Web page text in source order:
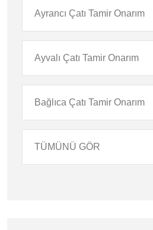
Ayrancı Çatı Tamir Onarım
Ayvalı Çatı Tamir Onarım
Bağlıca Çatı Tamir Onarım
TÜMÜNÜ GÖR